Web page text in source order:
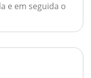
e em seguida o